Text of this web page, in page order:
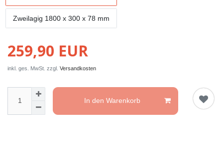
Zweilagig 1800 x 300 x 78 mm
259,90 EUR
inkl. ges. MwSt. zzgl. Versandkosten
In den Warenkorb